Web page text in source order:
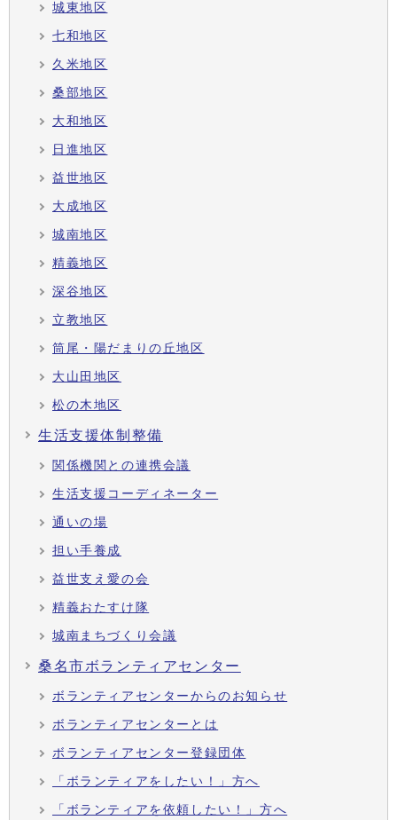
城東地区
七和地区
久米地区
桑部地区
大和地区
日進地区
益世地区
大成地区
城南地区
精義地区
深谷地区
立教地区
筒尾・陽だまりの丘地区
大山田地区
松の木地区
生活支援体制整備
関係機関との連携会議
生活支援コーディネーター
通いの場
担い手養成
益世支え愛の会
精義おたすけ隊
城南まちづくり会議
桑名市ボランティアセンター
ボランティアセンターからのお知らせ
ボランティアセンターとは
ボランティアセンター登録団体
「ボランティアをしたい！」方へ
「ボランティアを依頼したい！」方へ